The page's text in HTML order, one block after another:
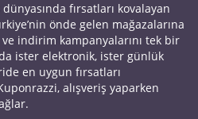
fırsatları kovalayan
önde gelen mağazalarına
indirim kampanyalarını tek bir
ister elektronik, ister günlük
en uygun fırsatları
alışveriş yaparken